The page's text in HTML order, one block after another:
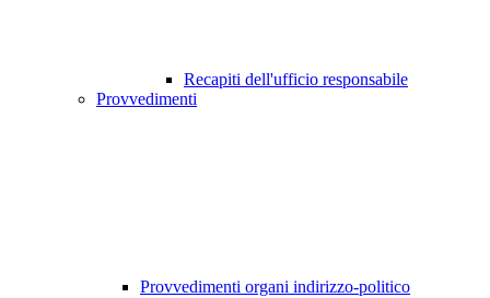
Recapiti dell'ufficio responsabile
Provvedimenti
Provvedimenti organi indirizzo-politico